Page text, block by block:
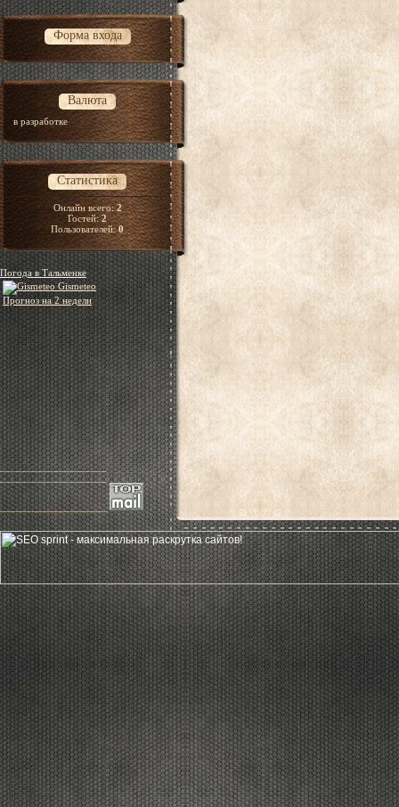
Форма входа
Валюта
в разработке
Статистика
Онлайн всего:2
Гостей:2
Пользователей:0
Погода в Тальменке
Gismeteo
Прогноз на 2 недели
____________________
____________________
____________________